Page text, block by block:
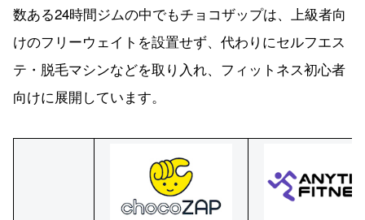
数ある24時間ジムの中でもチョコザップは、上級者向
けのフリーウェイトを設置せず、代わりにセルフエス
テ・脱毛マシンなどを取り入れ、フィットネス初心者
向けに展開しています。